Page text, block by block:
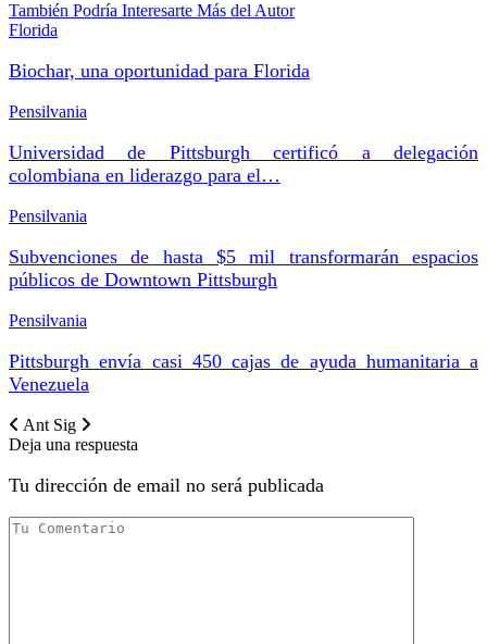
También Podría Interesarte Más del Autor
Florida
Biochar, una oportunidad para Florida
Pensilvania
Universidad de Pittsburgh certificó a delegación
colombiana en liderazgo para el…
Pensilvania
Subvenciones de hasta $5 mil transformarán espacios
públicos de Downtown Pittsburgh
Pensilvania
Pittsburgh envía casi 450 cajas de ayuda humanitaria a
Venezuela
Ant Sig
Deja una respuesta
Tu dirección de email no será publicada